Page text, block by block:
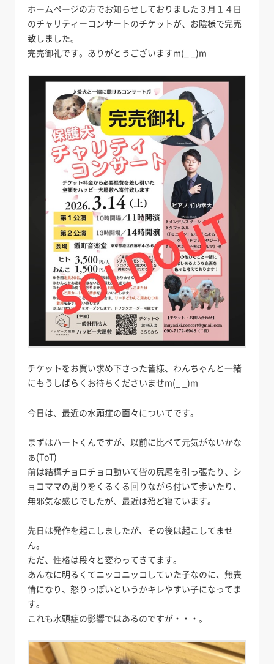
ホームページの方でお知らせしておりました３月１４日
のチャリティーコンサートのチケットが、お陰様で完売
致しました。
完売御礼です。ありがとうございますm(_ _)m
チケットをお買い求め下さった皆様、わんちゃんと一緒
にもうしばらくお待ちくださいませm(_ _)m
今日は、最近の水頭症の面々についてです。
まずはハートくんですが、以前に比べて元気がないかな
ぁ(ToT)
前は結構チョロチョロ動いて皆の尻尾を引っ張たり、シ
ョコママの周りをくるくる回りながら付いて歩いたり、
無邪気な感じでしたが、最近は殆ど寝ています。
先日は発作を起こしましたが、その後は起こしてませ
ん。
ただ、性格は段々と変わってきてます。
あんなに明るくてニッコニッコしていた子なのに、無表
情になり、怒りっぽいというかキレやすい子になってま
す。
これも水頭症の影響ではあるのですが・・・。